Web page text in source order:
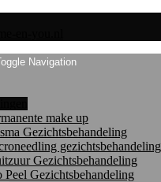
Navigation
make up
Gezichtsbehandeling
gezichtsbehandeling
Gezichtsbehandeling
Peel Gezichtsbehandeling